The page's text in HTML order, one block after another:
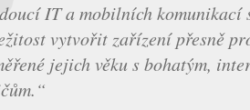
IT a mobilních
vytvořit zařízení přesně
jejich věku s bohatým,